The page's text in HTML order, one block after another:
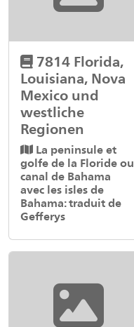
7814 Florida,
Louisiana, Nova
Mexico und
westliche
Regionen
La peninsule et
golfe de la Floride ou
canal de Bahama
avec les isles de
Bahama: traduit de
Gefferys